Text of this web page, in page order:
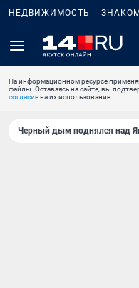
НЕДВИЖИМОСТЬ
На информационном ресурсе
файлы. Оставаясь на сайте, вы
согласиена их использование.
Черный дым поднялся над